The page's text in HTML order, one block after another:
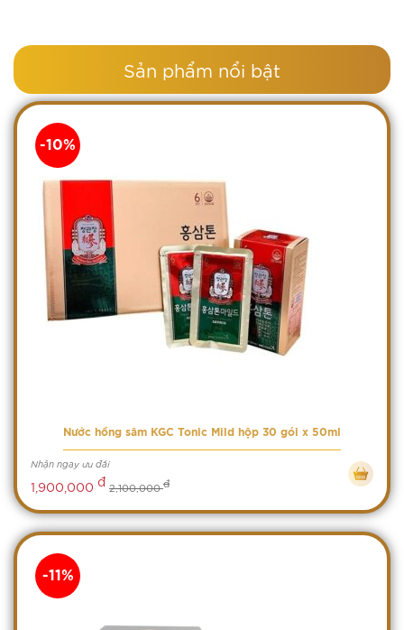
Sản phẩm nổi bật
Nước hồng sâm KGC Tonic Mild hộp 30 gói x 50ml
Nhận ngay ưu đãi
1,900,000 đ 2,100,000đ
-10%
-11%